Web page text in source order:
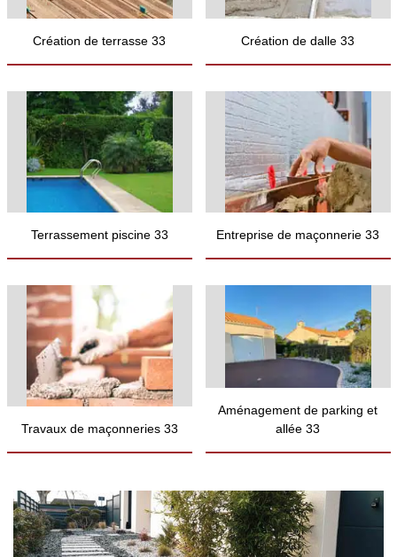
Création de terrasse 33 Création de dalle 33
Terrassement piscine 33 Entreprise de maçonnerie 33
Travaux de maçonneries 33
Aménagement de parking et
allée 33